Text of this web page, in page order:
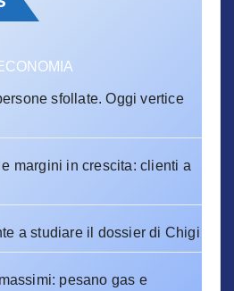
sfollate. Oggi vertice
margini in crescita: clienti a
a studiare il dossier di Chigi
pesano gas e